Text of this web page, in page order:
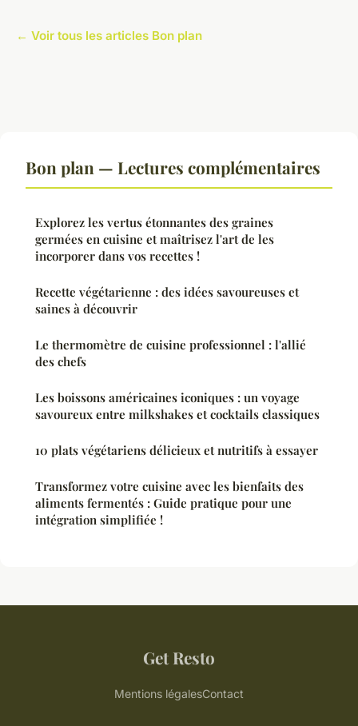
← Voir tous les articles Bon plan
Bon plan — Lectures complémentaires
Explorez les vertus étonnantes des graines
germées en cuisine et maîtrisez l'art de les
incorporer dans vos recettes !
Recette végétarienne : des idées savoureuses et
saines à découvrir
Le thermomètre de cuisine professionnel : l'allié
des chefs
Les boissons américaines iconiques : un voyage
savoureux entre milkshakes et cocktails classiques
10 plats végétariens délicieux et nutritifs à essayer
Transformez votre cuisine avec les bienfaits des
aliments fermentés : Guide pratique pour une
intégration simplifiée !
Get Resto
Mentions légalesContact